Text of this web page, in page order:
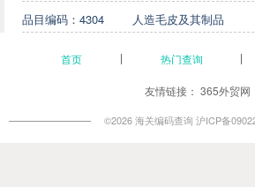
品目编码：4304
人造毛皮及其制品
首页 热门查询
友情链接： 365外贸网
©2026 海关编码查询 沪ICP备